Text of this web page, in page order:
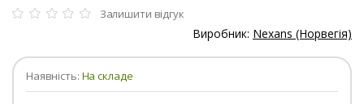
Залишити відгук
Виробник: Nexans (Норвегія)
Наявність: На складе